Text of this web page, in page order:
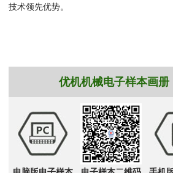
技术领先优势。
优机机械电子样本画册